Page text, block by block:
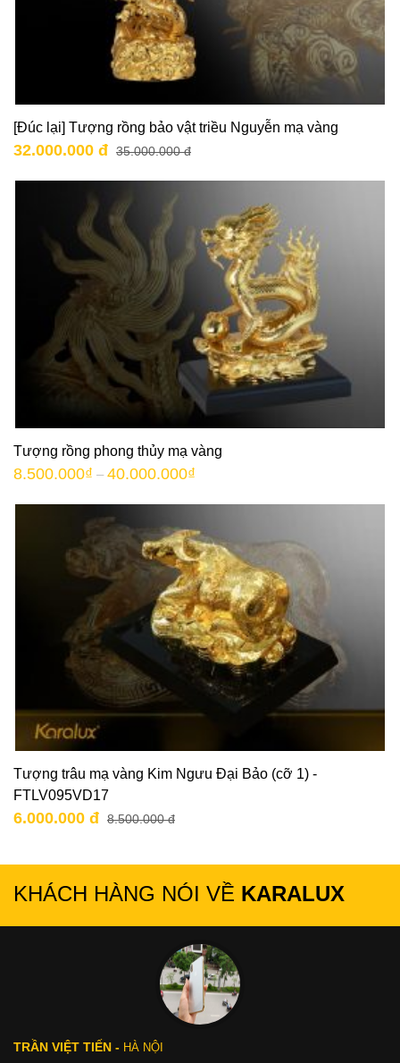
[Đúc lại] Tượng rồng bảo vật triều Nguyễn mạ vàng
32.000.000 đ 35.000.000 đ
Tượng rồng phong thủy mạ vàng
8.500.000₫ – 40.000.000₫
Tượng trâu mạ vàng Kim Ngưu Đại Bảo (cỡ 1) -
FTLV095VD17
6.000.000 đ 8.500.000 đ
KHÁCH HÀNG NÓI VỀ KARALUX
TRẦN VIỆT TIẾN - HÀ NỘI